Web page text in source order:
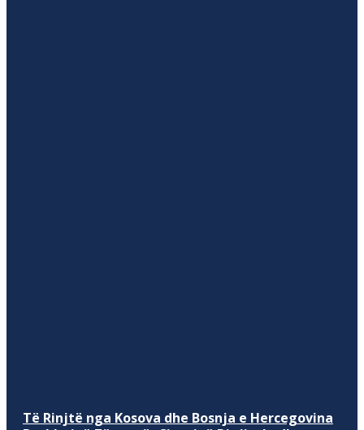
Të Rinjtë nga Kosova dhe Bosnja e Hercegovina